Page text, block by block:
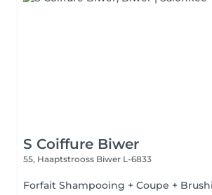
S Coiffure Biwer
55, Haaptstrooss Biwer L-6833
Forfait Shampooing + Coupe +